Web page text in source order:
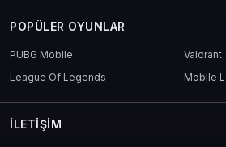
POPÜLER OYUNLAR
PUBG Mobile
Valorant
League Of Legends
Mobile
İLETIŞIM